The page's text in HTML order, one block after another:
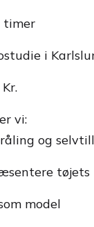
timer
i
vi:
og
model